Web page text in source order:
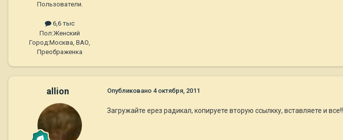
Пользователи.
6,6 тыс
Пол:Женский
Город:Москва, ВАО,
Преображенка
allion Опубликовано 4 октября, 2011
Загружайте ерез радикал, копируете вторую ссылкку, вставляете и все!!